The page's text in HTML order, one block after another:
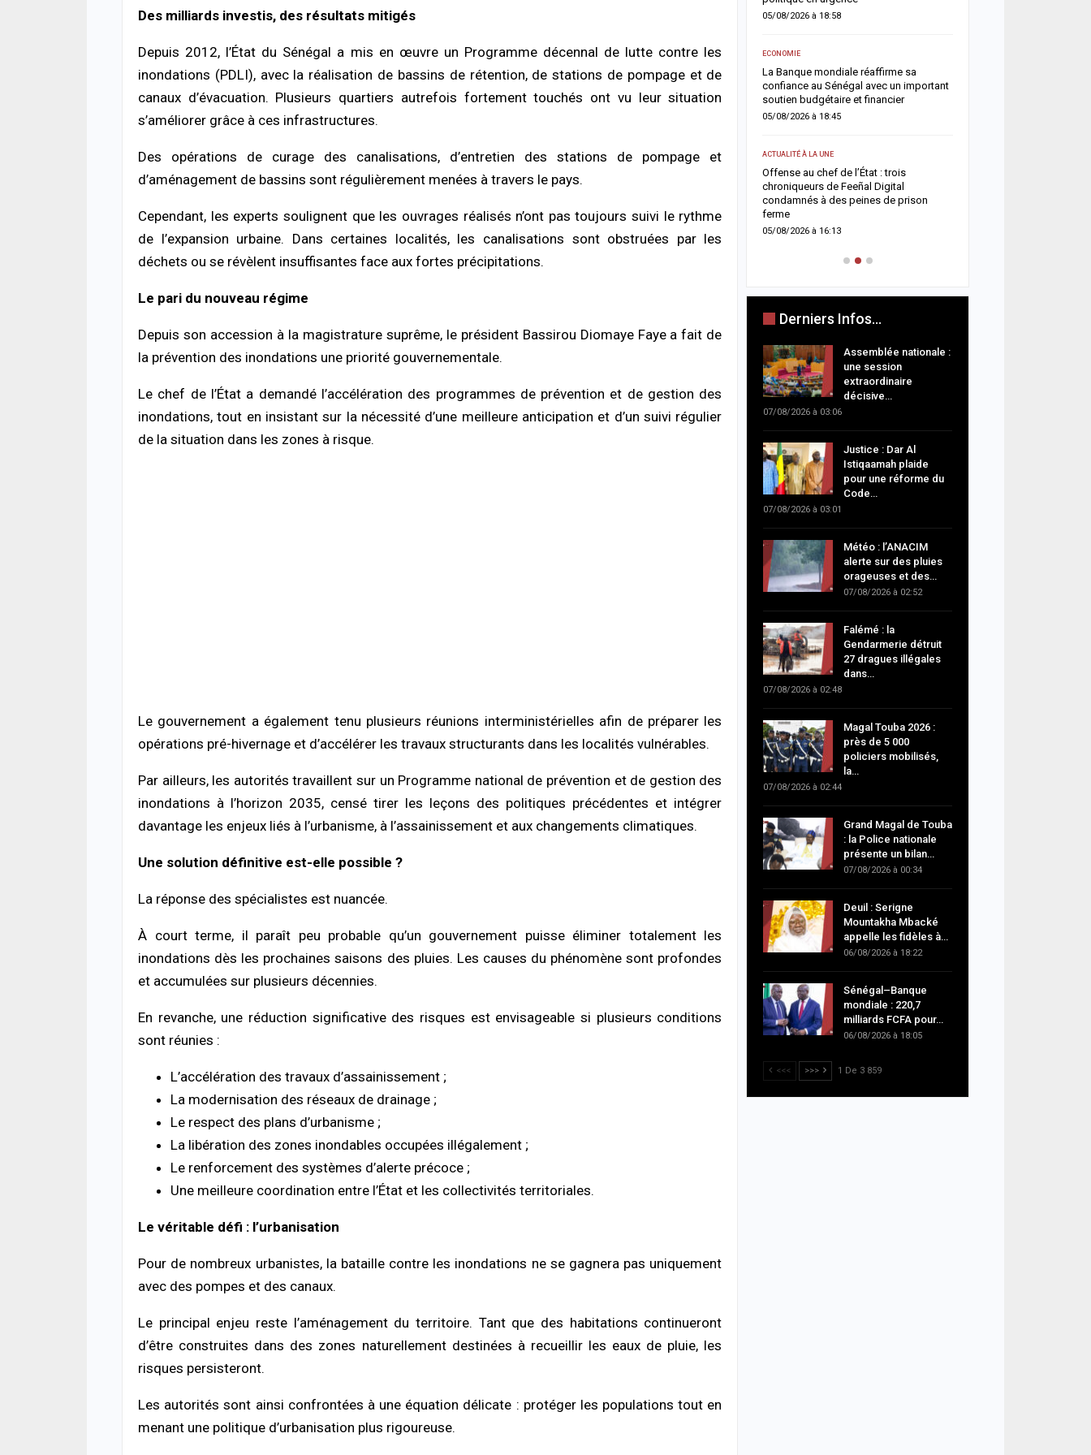
Des milliards investis, des résultats mitigés
Depuis 2012, l’État du Sénégal a mis en œuvre un Programme décennal de lutte contre les
inondations (PDLI), avec la réalisation de bassins de rétention, de stations de pompage et de
canaux d’évacuation. Plusieurs quartiers autrefois fortement touchés ont vu leur situation
s’améliorer grâce à ces infrastructures.
Des opérations de curage des canalisations, d’entretien des stations de pompage et
d’aménagement de bassins sont régulièrement menées à travers le pays.
Cependant, les experts soulignent que les ouvrages réalisés n’ont pas toujours suivi le rythme
de l’expansion urbaine. Dans certaines localités, les canalisations sont obstruées par les
déchets ou se révèlent insuffisantes face aux fortes précipitations.
Le pari du nouveau régime
Depuis son accession à la magistrature suprême, le président Bassirou Diomaye Faye a fait de
la prévention des inondations une priorité gouvernementale.
Le chef de l’État a demandé l’accélération des programmes de prévention et de gestion des
inondations, tout en insistant sur la nécessité d’une meilleure anticipation et d’un suivi régulier
de la situation dans les zones à risque.
Le gouvernement a également tenu plusieurs réunions interministérielles afin de préparer les
opérations pré-hivernage et d’accélérer les travaux structurants dans les localités vulnérables.
Par ailleurs, les autorités travaillent sur un Programme national de prévention et de gestion des
inondations à l’horizon 2035, censé tirer les leçons des politiques précédentes et intégrer
davantage les enjeux liés à l’urbanisme, à l’assainissement et aux changements climatiques.
Une solution définitive est-elle possible ?
La réponse des spécialistes est nuancée.
À court terme, il paraît peu probable qu’un gouvernement puisse éliminer totalement les
inondations dès les prochaines saisons des pluies. Les causes du phénomène sont profondes
et accumulées sur plusieurs décennies.
En revanche, une réduction significative des risques est envisageable si plusieurs conditions
sont réunies :
L’accélération des travaux d’assainissement ;
La modernisation des réseaux de drainage ;
Le respect des plans d’urbanisme ;
La libération des zones inondables occupées illégalement ;
Le renforcement des systèmes d’alerte précoce ;
Une meilleure coordination entre l’État et les collectivités territoriales.
Le véritable défi : l’urbanisation
Pour de nombreux urbanistes, la bataille contre les inondations ne se gagnera pas uniquement
avec des pompes et des canaux.
Le principal enjeu reste l’aménagement du territoire. Tant que des habitations continueront
d’être construites dans des zones naturellement destinées à recueillir les eaux de pluie, les
risques persisteront.
Les autorités sont ainsi confrontées à une équation délicate : protéger les populations tout en
menant une politique d’urbanisation plus rigoureuse.
Touba renforce son dispositif sécuritaire
avec l’ouverture du commissariat de
05/08/2026 à 08:42
Magal 2026 : les sapeurs-pompiers
enregistrent 25 décès et près de 800
victimes, les accidents de la route
04/08/2026 à 18:52
Deuil : Serigne Mountakha Mbacké
appelle les fidèles à privilégier les
Sénégal–Banque mondiale : 220,7
de développement
05/08/2026 à 18:58
ECONOMIE
La Banque mondiale réaffirme sa
confiance au Sénégal avec un important
soutien budgétaire et financier
05/08/2026 à 18:45
ACTUALITÉ À LA UNE
Offense au chef de l’État : trois
chroniqueurs de Feeñal Digital
condamnés à des peines de prison
ferme
05/08/2026 à 16:13
Derniers Infos...
Assemblée nationale :
une session
extraordinaire
décisive…
07/08/2026 à 03:06
Justice : Dar Al
Istiqaamah plaide
pour une réforme du
Code…
07/08/2026 à 03:01
Météo : l’ANACIM
alerte sur des pluies
orageuses et des…
07/08/2026 à 02:52
Falémé : la
Gendarmerie détruit
27 dragues illégales
dans…
07/08/2026 à 02:48
Magal Touba 2026 :
près de 5 000
policiers mobilisés,
la…
07/08/2026 à 02:44
Grand Magal de Touba
: la Police nationale
présente un bilan…
07/08/2026 à 00:34
Deuil : Serigne
Mountakha Mbacké
appelle les fidèles à…
06/08/2026 à 18:22
Sénégal–Banque
mondiale : 220,7
milliards FCFA pour…
06/08/2026 à 18:05
<<< >>> 1 De 3 859